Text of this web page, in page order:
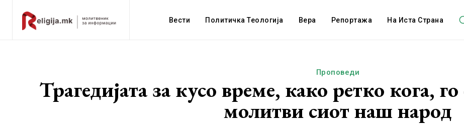
Вести Политичка Теологија Вера Репортажа На Иста Страна
Проповеди
Трагедијата за кусо време, како ретко кога,
молитви сиот наш народ